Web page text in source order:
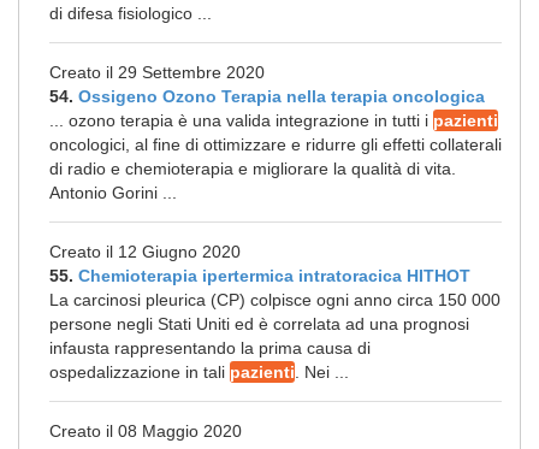
di difesa fisiologico ...
Creato il 29 Settembre 2020
54. Ossigeno Ozono Terapia nella terapia oncologica
... ozono terapia è una valida integrazione in tutti i pazienti
oncologici, al fine di ottimizzare e ridurre gli effetti collaterali
di radio e chemioterapia e migliorare la qualità di vita.
Antonio Gorini ...
Creato il 12 Giugno 2020
55. Chemioterapia ipertermica intratoracica HITHOT
La carcinosi pleurica (CP) colpisce ogni anno circa 150 000
persone negli Stati Uniti ed è correlata ad una prognosi
infausta rappresentando la prima causa di
ospedalizzazione in tali pazienti . Nei ...
Creato il 08 Maggio 2020